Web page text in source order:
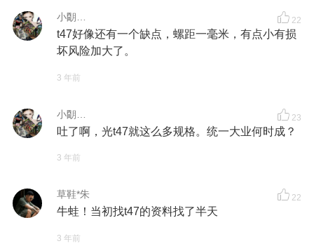
小朙… 22
t47好像还有一个缺点，螺距一毫米，有点小有损
坏风险加大了。
3 年前
小朙… 23
吐了啊，光t47就这么多规格。统一大业何时成？
3 年前
草鞋*朱 22
牛蛙！当初找t47的资料找了半天
3 年前